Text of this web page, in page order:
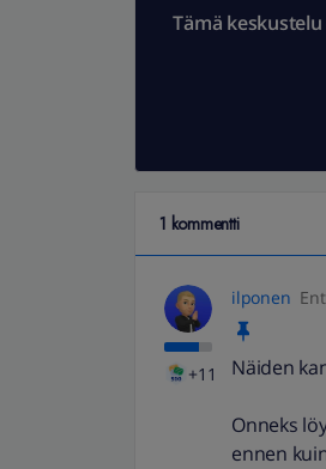
Tämä
1 kommentti
+11
ilponen
Näiden
Onneks
ennen